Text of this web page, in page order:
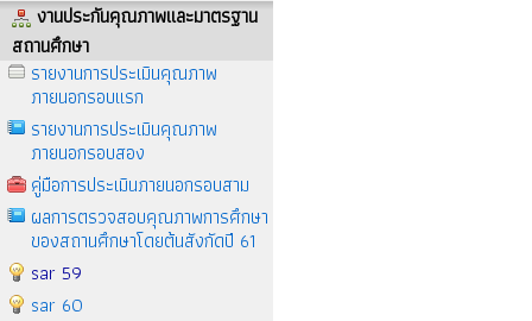
งานประกันคุณภาพและมาตรฐาน
สถานศึกษา
รายงานการประเมินคุณภาพ
ภายนอกรอบแรก
รายงานการประเมินคุณภาพ
ภายนอกรอบสอง
คู่มือการประเมินภายนอกรอบสาม
ผลการตรวจสอบคุณภาพการศึกษา
ของสถานศึกษาโดยต้นสังกัดปี 61
sar 59
sar 60